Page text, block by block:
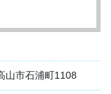
山市石浦町1108